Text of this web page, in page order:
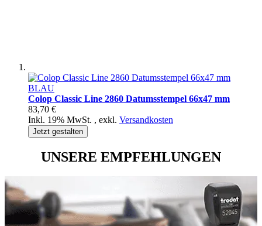
Colop Classic Line 2860 Datumsstempel 66x47 mm
83,70 €
Inkl. 19% MwSt. , exkl. Versandkosten
Jetzt gestalten
UNSERE EMPFEHLUNGEN